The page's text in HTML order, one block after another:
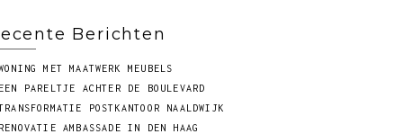
Berichten
MET MAATWERK MEUBELS
PARELTJE ACHTER DE BOULEVARD
POSTKANTOOR NAALDWIJK
AMBASSADE IN DEN HAAG